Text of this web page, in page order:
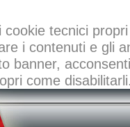
cookie tecnici
i contenuti e gli
banner,
come